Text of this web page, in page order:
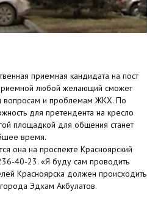
приемная кандидата на пост
любой желающий сможет
вопросам и проблемам ЖКХ. По
для претендента на кресло
площадкой для общения станет
время.
она на проспекте Красноярский
40-23. «Я буду сам проводить
Красноярска должен происходить
Эдхам Акбулатов.